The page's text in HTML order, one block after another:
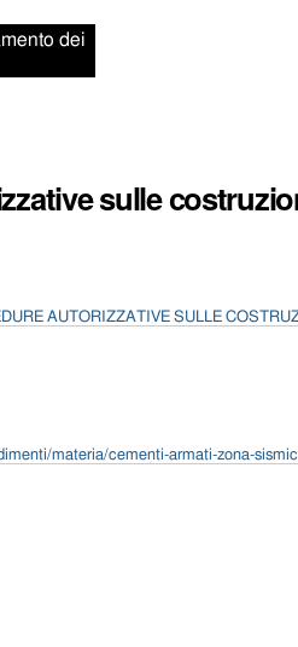
sulle
AUTORIZZATIVE SULLE
materia/cementi-armati-zona-
dei